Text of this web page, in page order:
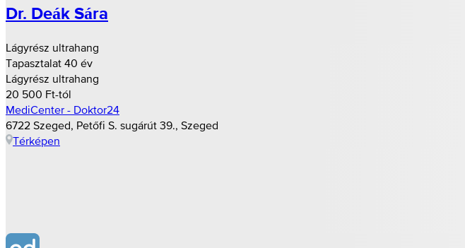
Dr. Deák Sára
Lágyrész ultrahang
Tapasztalat 40 év
Lágyrész ultrahang
20 500 Ft-tól
MediCenter - Doktor24
6722 Szeged, Petőfi S. sugárút 39., Szeged
Térképen